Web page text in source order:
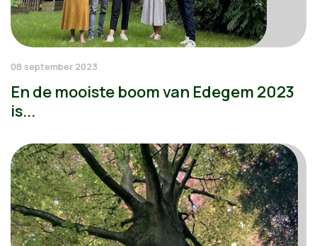
08 september 2023
En de mooiste boom van Edegem 2023
is...